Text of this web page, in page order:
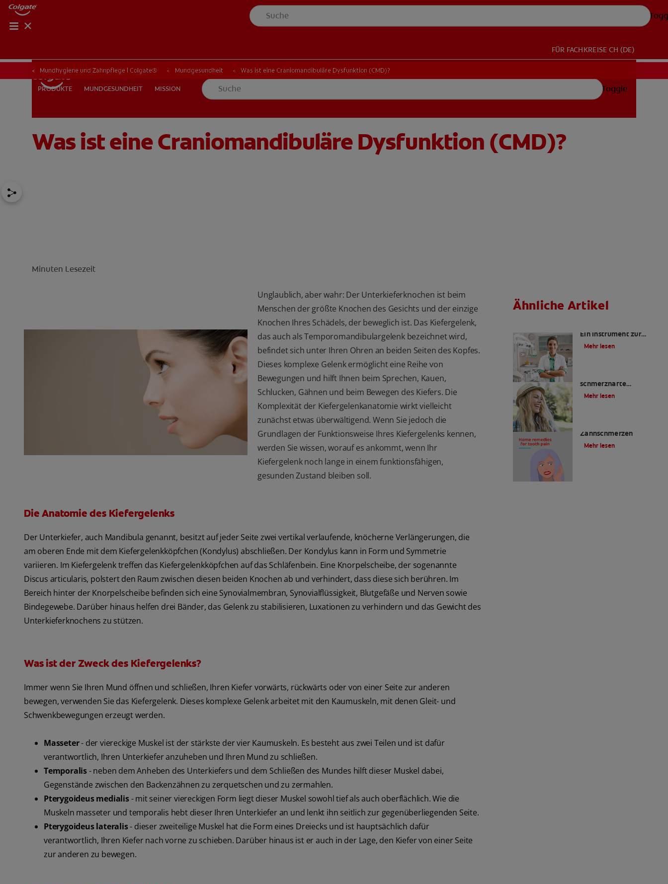
PRODUKTE MUNDGESUNDHEIT
FÜR FACHKREISE CH (DE)
FÜR FACHKREISE CH (DE)
PRODUKTE MUNDGESUNDHEIT MISSION Toggle
Mundhygiene und Zahnpflege | Colgate® Mundgesundheit Was ist eine Craniomandibuläre Dysfunktion (CMD)?
Was ist eine Craniomandibuläre Dysfunktion (CMD)?
Minuten Lesezeit
Unglaublich, aber wahr: Der Unterkieferknochen ist beim
Menschen der größte Knochen des Gesichts und der einzige
Knochen Ihres Schädels, der beweglich ist. Das Kiefergelenk,
das auch als Temporomandibulargelenk bezeichnet wird,
befindet sich unter Ihren Ohren an beiden Seiten des Kopfes.
Dieses komplexe Gelenk ermöglicht eine Reihe von
Bewegungen und hilft Ihnen beim Sprechen, Kauen,
Schlucken, Gähnen und beim Bewegen des Kiefers. Die
Komplexität der Kiefergelenkanatomie wirkt vielleicht
zunächst etwas überwältigend. Wenn Sie jedoch die
Grundlagen der Funktionsweise Ihres Kiefergelenks kennen,
werden Sie wissen, worauf es ankommt, wenn Ihr
Kiefergelenk noch lange in einem funktionsfähigen,
gesunden Zustand bleiben soll.
Die Anatomie des Kiefergelenks
Der Unterkiefer, auch Mandibula genannt, besitzt auf jeder Seite zwei vertikal verlaufende, knöcherne Verlängerungen, die
am oberen Ende mit dem Kiefergelenkköpfchen (Kondylus) abschließen. Der Kondylus kann in Form und Symmetrie
variieren. Im Kiefergelenk treffen das Kiefergelenkköpfchen auf das Schläfenbein. Eine Knorpelscheibe, der sogenannte
Discus articularis, polstert den Raum zwischen diesen beiden Knochen ab und verhindert, dass diese sich berühren. Im
Bereich hinter der Knorpelscheibe befinden sich eine Synovialmembran, Synovialflüssigkeit, Blutgefäße und Nerven sowie
Bindegewebe. Darüber hinaus helfen drei Bänder, das Gelenk zu stabilisieren, Luxationen zu verhindern und das Gewicht des
Unterkieferknochens zu stützen.
Was ist der Zweck des Kiefergelenks?
Immer wenn Sie Ihren Mund öffnen und schließen, Ihren Kiefer vorwärts, rückwärts oder von einer Seite zur anderen
bewegen, verwenden Sie das Kiefergelenk. Dieses komplexe Gelenk arbeitet mit den Kaumuskeln, mit denen Gleit- und
Schwenkbewegungen erzeugt werden.
Masseter- der viereckige Muskel ist der stärkste der vier Kaumuskeln. Es besteht aus zwei Teilen und ist dafür
verantwortlich, Ihren Unterkiefer anzuheben und Ihren Mund zu schließen.
Temporalis- neben dem Anheben des Unterkiefers und dem Schließen des Mundes hilft dieser Muskel dabei,
Gegenstände zwischen den Backenzähnen zu zerquetschen und zu zermahlen.
Pterygoideus medialis- mit seiner viereckigen Form liegt dieser Muskel sowohl tief als auch oberflächlich. Wie die
Muskeln masseter und temporalis hebt dieser Ihren Unterkiefer an und lenkt ihn seitlich zur gegenüberliegenden Seite.
Pterygoideus lateralis- dieser zweiteilige Muskel hat die Form eines Dreiecks und ist hauptsächlich dafür
verantwortlich, Ihren Kiefer nach vorne zu schieben. Darüber hinaus ist er auch in der Lage, den Kiefer von einer Seite
zur anderen zu bewegen.
Ähnliche Artikel
Ein Instrument zur
Prävention
Mehr lesen
schmerzhafte
Angelegenheit?
Mehr lesen
Zahnschmerzen
Mehr lesen